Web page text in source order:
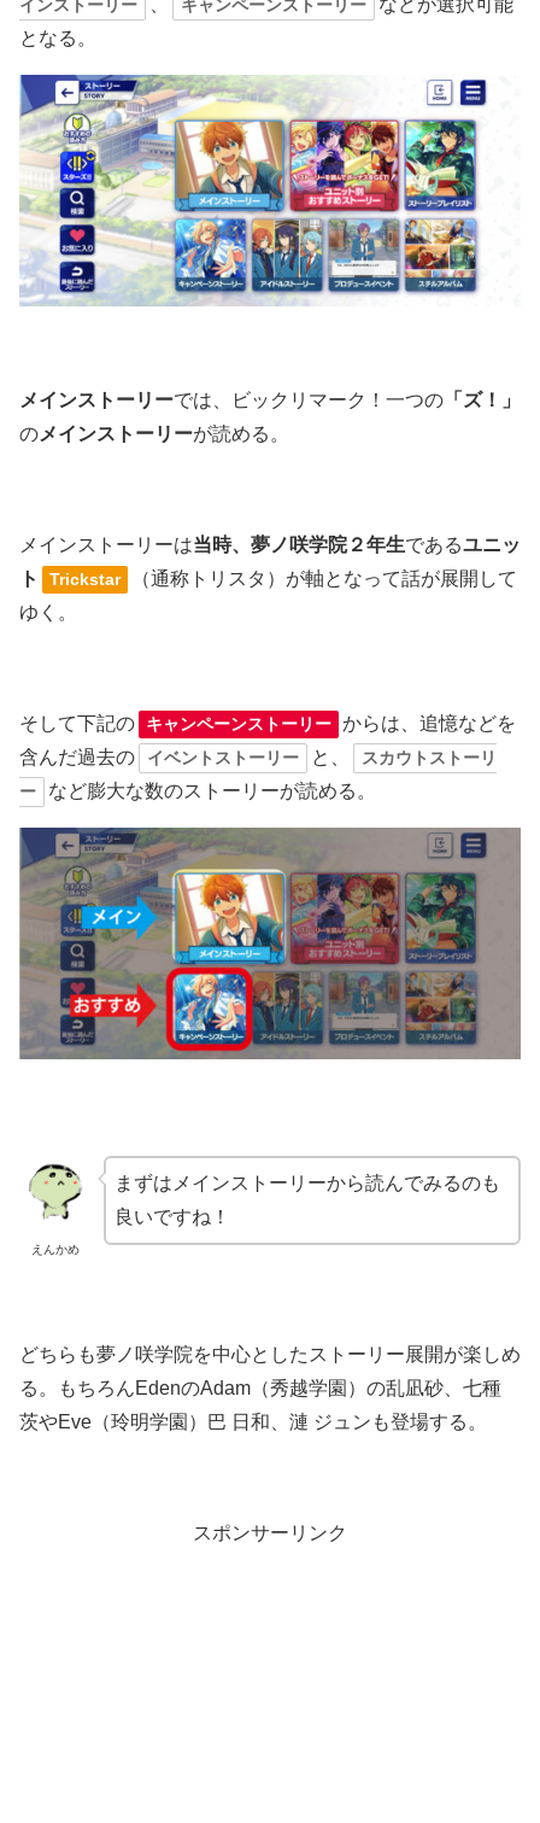
インストーリー キャンペーンストーリー
などが選択可能
となる。
メインストーリーでは、ビックリマーク！一つの 「ズ！」
のメインストーリーが読める。
メインストーリーは当時、夢ノ咲学院２年生であるユニッ
ト
Trickstar
（通称トリスタ）が軸となって話が展開して
ゆく。
そして下記の キャンペーンストーリー からは、追憶などを
含んだ過去の
イベントストーリー と、
スカウトストーリ
ー
など膨大な数のストーリーが読める。
えんかめ
まずはメインストーリーから読んでみるのも
良いですね！
どちらも夢ノ咲学院を中心としたストーリー展開が楽しめ
る。もちろんEdenのAdam（秀越学園）の乱凪砂、七種
茨やEve（玲明学園）巴 日和、漣 ジュンも登場する。
スポンサーリンク